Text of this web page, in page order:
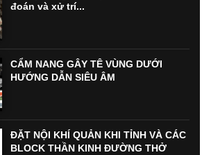
đoán và xử trí...
CẨM NANG GÂY TÊ VÙNG DƯỚI
HƯỚNG DẪN SIÊU ÂM
ĐẶT NỘI KHÍ QUẢN KHI TỈNH VÀ CÁC
BLOCK THẦN KINH ĐƯỜNG THỞ